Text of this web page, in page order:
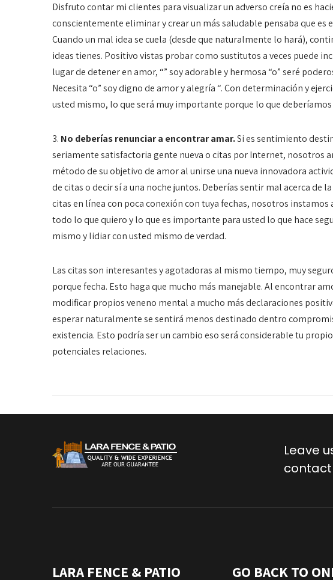
Disfruto contar mi clientes para visualizar un adverso creía no es
conscientemente eliminar y crear un más saludable pensaba que es
Cuando un mal idea se cuela (desde que naturalmente lo hará),
ideas tienes. Positivo vistas probar como sustitutos a veces puede
lugar de detener en amor, “” soy adorable y hermosa “o” seré
Necesita “o” soy digno de amor y alegría “. Con determinación y
usted mismo, lo que será muy importante porque lo que
3. No deberías renunciar a encontrar amar.Si es sentimiento
seriamente satisfactoria gente nueva o citas por Internet, nosotros
método de su objetivo de amor al unirse una nueva innovadora
de citas o decir sí a una noche juntos. Deberías sentir mal acerca de
citas en línea con poca conexión con tuya fechas, nosotros
todo lo que quiero y lo que es importante para usted lo que hace
mismo y lidiar con usted mismo de verdad.
Las citas son interesantes y agotadoras al mismo tiempo, muy
porque fecha. Esto haga que mucho más manejable. Al encontrar
modificar propios veneno mental a mucho más declaraciones
esperar naturalmente se sentirá menos destinado dentro
existencia. Esto podría ser un cambio eso será considerable tu
potenciales relaciones.
Leave
contact
LARA FENCE & PATIO GO BACK TO